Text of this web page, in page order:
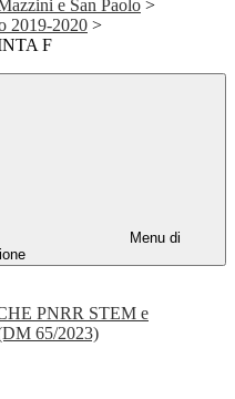
e San Paolo >
2019-2020 >
F
Menu di
PNRR STEM e
65/2023)